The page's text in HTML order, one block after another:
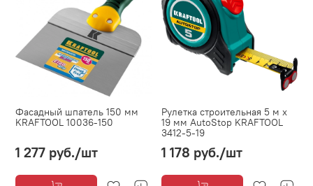
Фасадный шпатель 150 мм
KRAFTOOL 10036-150
1 277 руб./шт
Рулетка строительная 5 м х
19 мм AutoStop KRAFTOOL
3412-5-19
1 178 руб./шт